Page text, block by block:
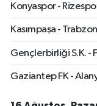
Konyaspor -
Kasımpaşa -
Gençlerbirliği S.K. -
Gaziantep FK -